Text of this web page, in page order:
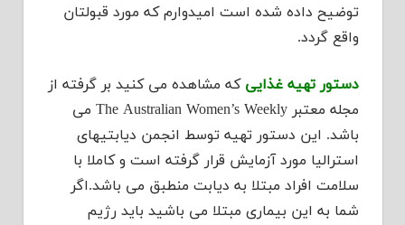
توضیح داده شده است امیدوارم که مورد قبولتان
واقع گردد.
دستور تهیه غذایی که مشاهده می کنید بر گرفته از
مجله معتبر The Australian Women’s Weekly می
باشد. این دستور تهیه توسط انجمن دیابتیهای
استرالیا مورد آزمایش قرار گرفته است و کاملا با
سلامت افراد مبتلا به دیابت منطبق می باشد.اگر
شما به این بیماری مبتلا می باشید باید رژیم